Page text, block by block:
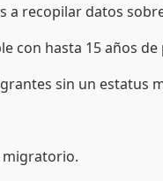
a recopilar datos
con hasta 15 años de
sin un estatus
migratorio.